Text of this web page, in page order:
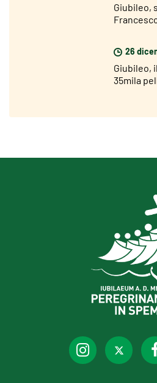
Giubileo,
26
Giubileo,
35mila